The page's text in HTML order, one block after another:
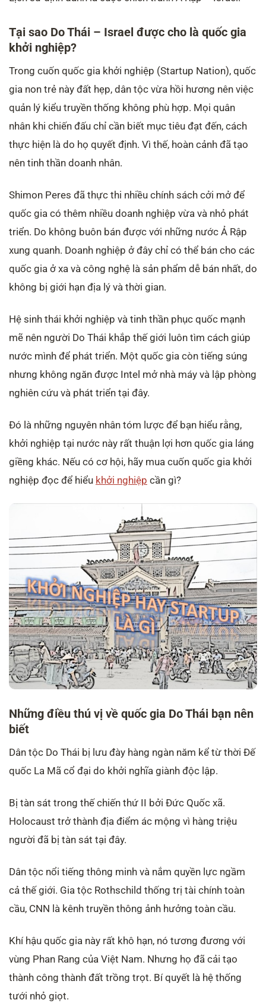
Tại sao Do Thái – Israel được cho là quốc gia
khởi nghiệp?
Trong cuốn quốc gia khởi nghiệp (Startup Nation), quốc
gia non trẻ này đất hẹp, dân tộc vừa hồi hương nên việc
quản lý kiểu truyền thống không phù hợp. Mọi quân
nhân khi chiến đấu chỉ cần biết mục tiêu đạt đến, cách
thực hiện là do họ quyết định. Vì thế, hoàn cảnh đã tạo
nên tinh thần doanh nhân.
Shimon Peres đã thực thi nhiều chính sách cởi mở để
quốc gia có thêm nhiều doanh nghiệp vừa và nhỏ phát
triển. Do không buôn bán được với những nước Ả Rập
xung quanh. Doanh nghiệp ở đây chỉ có thể bán cho các
quốc gia ở xa và công nghệ là sản phẩm dễ bán nhất, do
không bị giới hạn địa lý và thời gian.
Hệ sinh thái khởi nghiệp và tinh thần phục quốc mạnh
mẽ nên người Do Thái khắp thế giới luôn tìm cách giúp
nước mình để phát triển. Một quốc gia còn tiếng súng
nhưng không ngăn được Intel mở nhà máy và lập phòng
nghiên cứu và phát triển tại đây.
Đó là những nguyên nhân tóm lược để bạn hiểu rằng,
khởi nghiệp tại nước này rất thuận lợi hơn quốc gia láng
giềng khác. Nếu có cơ hội, hãy mua cuốn quốc gia khởi
nghiệp đọc để hiểu khởi nghiệp cần gì?
Những điều thú vị về quốc gia Do Thái bạn nên
biết
Dân tộc Do Thái bị lưu đày hàng ngàn năm kể từ thời Đế
quốc La Mã cổ đại do khởi nghĩa giành độc lập.
Bị tàn sát trong thế chiến thứ II bởi Đức Quốc xã.
Holocaust trở thành địa điểm ác mộng vì hàng triệu
người đã bị tàn sát tại đây.
Dân tộc nổi tiếng thông minh và nắm quyền lực ngầm
cả thế giới. Gia tộc Rothschild thống trị tài chính toàn
cầu, CNN là kênh truyền thông ảnh hưởng toàn cầu.
Khí hậu quốc gia này rất khô hạn, nó tương đương với
vùng Phan Rang của Việt Nam. Nhưng họ đã cải tạo
thành công thành đất trồng trọt. Bí quyết là hệ thống
tưới nhỏ giọt.